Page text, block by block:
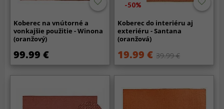
Koberec na vnútorné a
vonkajšie použitie - Winona
(oranžový)
99.99 €
-50%
Koberec do interiéru aj
exteriéru - Santana
(oranžová)
19.99 € 39.99 €